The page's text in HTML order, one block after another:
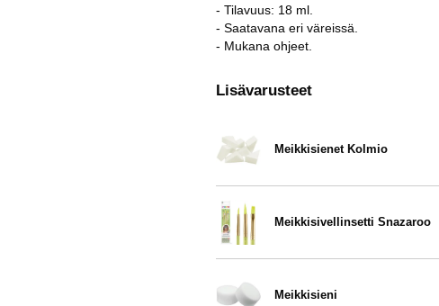
- Tilavuus: 18 ml.
- Saatavana eri väreissä.
- Mukana ohjeet.
Lisävarusteet
Meikkisienet Kolmio
Tuote.nro 13401
Meikkisivellinsetti Snazaroo
Tuote.nro 13517
Meikkisieni
Tuote.nro 8963